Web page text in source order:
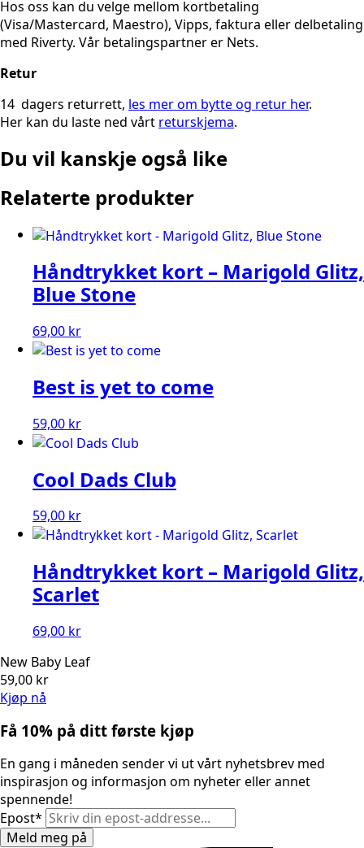
Hos oss kan du velge mellom kortbetaling
(Visa/Mastercard, Maestro), Vipps, faktura eller delbetaling
med Riverty. Vår betalingspartner er Nets.
Retur
14 dagers returrett, les mer om bytte og retur her.
Her kan du laste ned vårt returskjema.
Du vil kanskje også like
Relaterte produkter
Håndtrykket kort – Marigold Glitz,
Blue Stone
69,00 kr
Best is yet to come
59,00 kr
Cool Dads Club
59,00 kr
Håndtrykket kort – Marigold Glitz,
Scarlet
69,00 kr
New Baby Leaf
59,00 kr
Kjøp nå
Få 10% på ditt første kjøp
En gang i måneden sender vi ut vårt nyhetsbrev med
inspirasjon og informasjon om nyheter eller annet
spennende!
Epost*
Meld meg på